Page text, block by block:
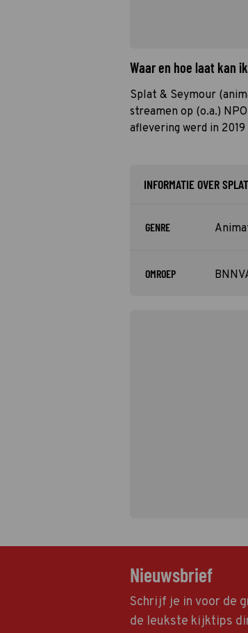
Waar en hoe laat kan
Splat & Seymour
streamen op (o.a.)
aflevering werd in
INFORMATIE OVER
GENRE
OMROEP
Nieuwsbrief
Schrijf je in voor de
de leukste kijktips